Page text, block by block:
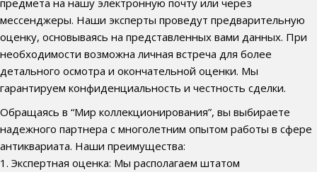
предмета на нашу электронную почту или через
мессенджеры. Наши эксперты проведут предварительную
оценку, основываясь на представленных вами данных. При
необходимости возможна личная встреча для более
детального осмотра и окончательной оценки. Мы
гарантируем конфиденциальность и честность сделки.
Обращаясь в “Мир коллекционирования”, вы выбираете
надежного партнера с многолетним опытом работы в сфере
антиквариата. Наши преимущества:
1. Экспертная оценка: Мы располагаем штатом